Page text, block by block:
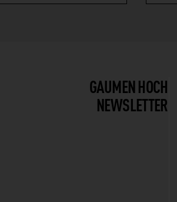
GAUMEN HOCH
NEWSLETTER